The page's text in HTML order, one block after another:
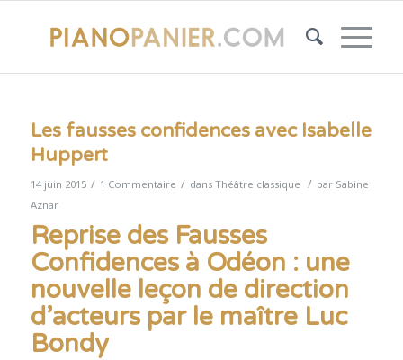
Les fausses confidences avec Isabelle
Huppert
14 juin 2015 / 1 Commentaire / dans Théâtre classique / par Sabine
Aznar
Reprise des Fausses
Confidences à Odéon : une
nouvelle leçon de direction
d’acteurs par le maître Luc
Bondy